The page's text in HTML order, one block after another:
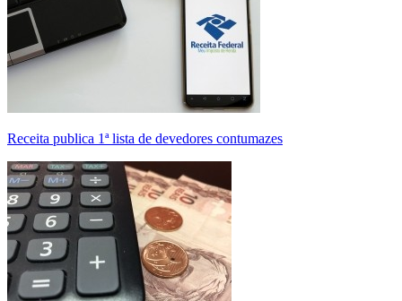
Receita publica 1ª lista de devedores contumazes